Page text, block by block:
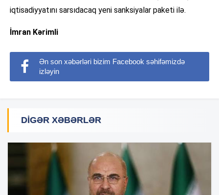
iqtisadiyyatını sarsıdacaq yeni sanksiyalar paketi ilə.
İmran Kərimli
Ən son xəbərləri bizim Facebook səhifəmizdə
izləyin
DIGƏR XƏBƏRLƏR